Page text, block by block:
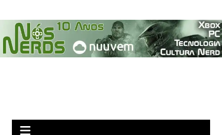
para
conteúdo